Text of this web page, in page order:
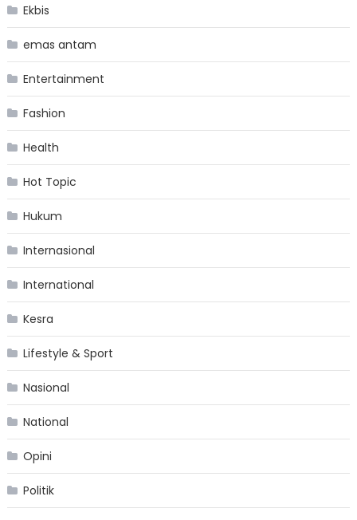
Ekbis
emas antam
Entertainment
Fashion
Health
Hot Topic
Hukum
Internasional
International
Kesra
Lifestyle & Sport
Nasional
National
Opini
Politik